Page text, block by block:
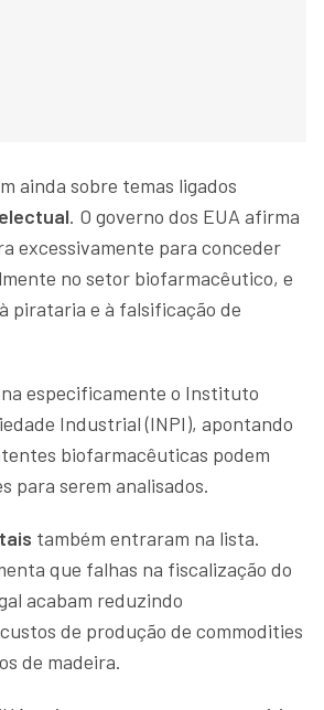
ainda sobre temas ligados
. O governo dos EUA afirma
excessivamente para conceder
no setor biofarmacêutico, e
pirataria e à falsificação de
especificamente o Instituto
Industrial (INPI), apontando
biofarmacêuticas podem
para serem analisados.
também entraram na lista.
que falhas na fiscalização do
acabam reduzindo
de produção de commodities
de madeira.